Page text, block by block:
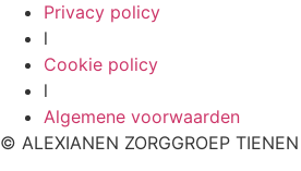
Privacy policy
l
Cookie policy
l
Algemene voorwaarden
© ALEXIANEN ZORGGROEP